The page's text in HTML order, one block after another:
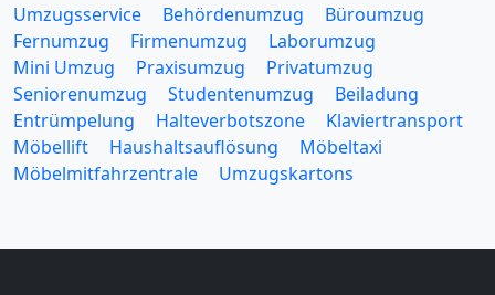
Umzugsservice Behördenumzug
Büroumzug
Fernumzug
Firmenumzug
Laborumzug
Mini Umzug
Praxisumzug
Privatumzug
Seniorenumzug
Studentenumzug
Beiladung
Entrümpelung
Halteverbotszone
Klaviertransport
Möbellift
Haushaltsauflösung
Möbeltaxi
Möbelmitfahrzentrale
Umzugskartons